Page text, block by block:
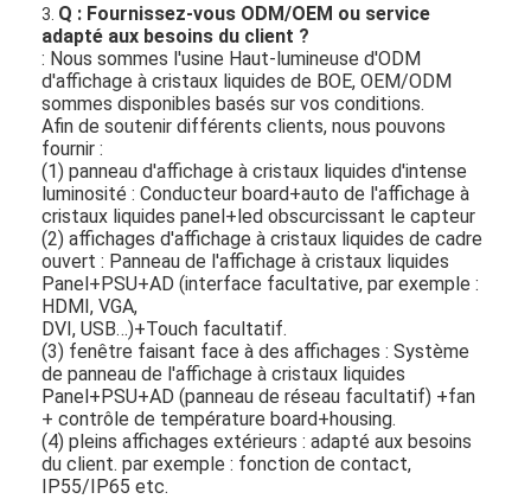
3. Q : Fournissez-vous ODM/OEM ou service
adapté aux besoins du client ?
: Nous sommes l'usine Haut-lumineuse d'ODM
d'affichage à cristaux liquides de BOE, OEM/ODM
sommes disponibles basés sur vos conditions.
Afin de soutenir différents clients, nous pouvons
fournir :
(1) panneau d'affichage à cristaux liquides d'intense
luminosité : Conducteur board+auto de l'affichage à
cristaux liquides panel+led obscurcissant le capteur
(2) affichages d'affichage à cristaux liquides de cadre
ouvert : Panneau de l'affichage à cristaux liquides
Panel+PSU+AD (interface facultative, par exemple :
HDMI, VGA,
DVI, USB…)+Touch facultatif.
(3) fenêtre faisant face à des affichages : Système
de panneau de l'affichage à cristaux liquides
Panel+PSU+AD (panneau de réseau facultatif) +fan
+ contrôle de température board+housing.
(4) pleins affichages extérieurs : adapté aux besoins
du client. par exemple : fonction de contact,
IP55/IP65 etc.